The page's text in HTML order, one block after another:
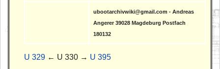
ubootarchivwiki@gmail.com - Andreas
Angerer 39028 Magdeburg Postfach
180132
U 329 ← U 330 → U 395